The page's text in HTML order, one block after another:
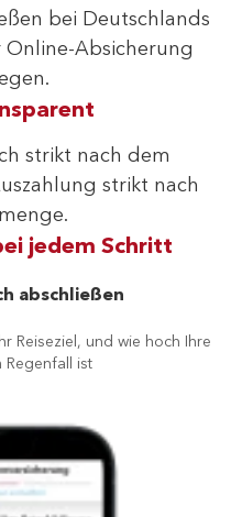
bei Deutschlands
Absicherung
strikt nach dem
strikt nach
jedem Schritt
abschließen
Reiseziel, und wie hoch Ihre
Regenfall ist